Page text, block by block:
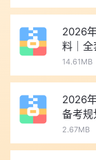
2026
料｜全
14.61MB
2026
备考规
2.67MB